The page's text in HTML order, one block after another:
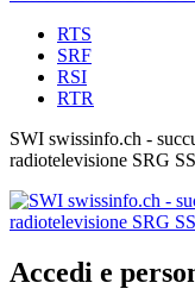
RTS
SRF
RSI
RTR
SWI swissinfo.ch -
radiotelevisione SRG
Accedi e